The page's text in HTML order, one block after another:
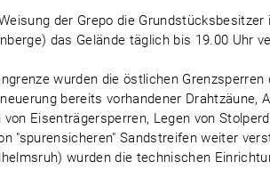
der Grepo die
das Gelände täglich bis 19.00 Uhr
wurden die östlichen
bereits vorhandener Drahtzäune,
von Eisenträgersperren, Legen von
"spurensicheren" Sandstreifen weiter
wurden die technischen